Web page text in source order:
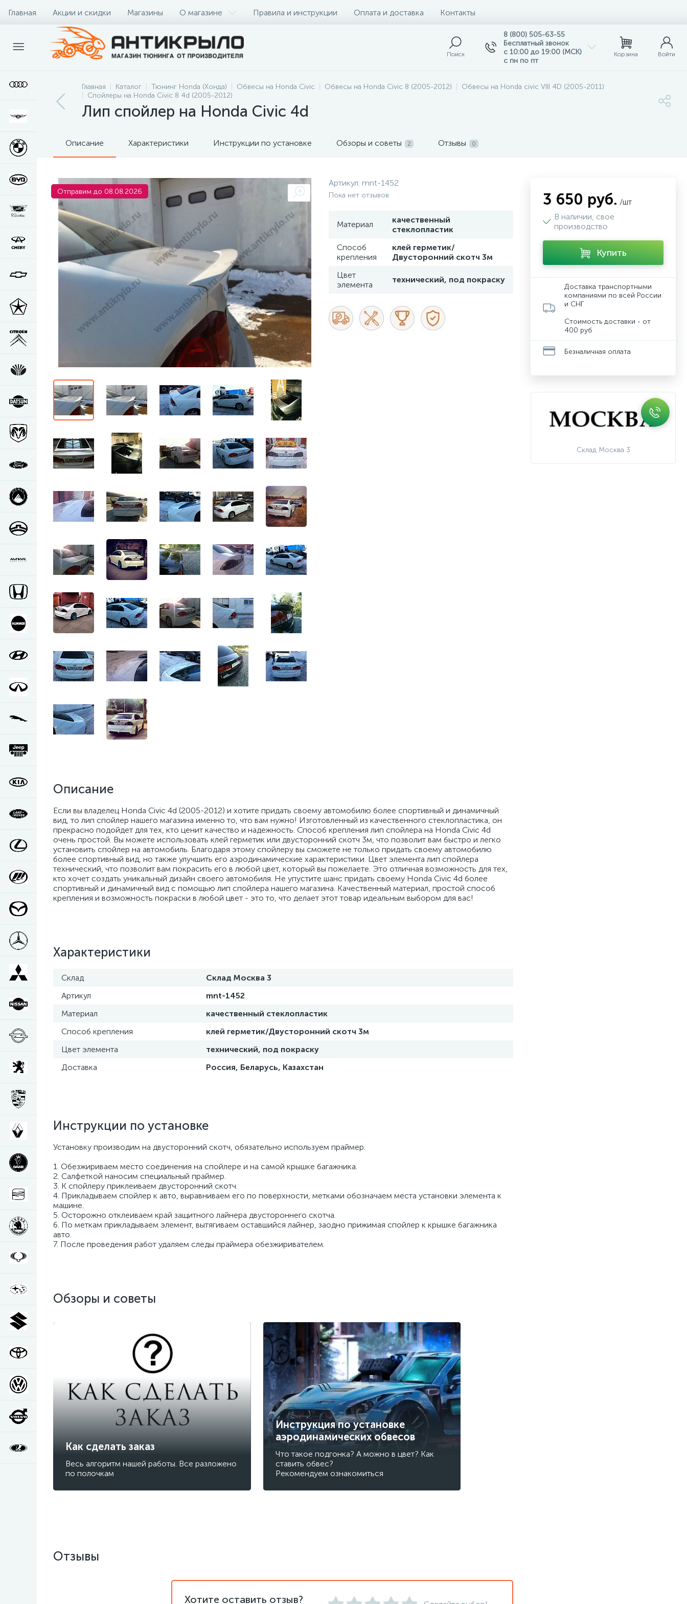
Главная Акции и скидки Магазины О магазине Правила и инструкции Оплата и доставка Контакты
Поиск
8 (800) 505-63-55
Бесплатный звонок
с 10:00 до 19:00 (МСК)
с пн по пт
Корзина Войти
Главная Каталог Тюнинг Honda (Хонда) Обвесы на Honda Civic Обвесы на Honda Civic 8 (2005-2012)
Обвесы на Honda civic VIII 4D (2005-2011)
Спойлеры на Honda Civic 8 4d (2005-2012)
Лип спойлер на Honda Civic 4d
Описание Характеристики Инструкции по установке Обзоры и советы 2 Отзывы 0
Отправим до 08.08.2026
Артикул: mnt-1452
Пока нет отзывов
Материал
качественный
стеклопластик
Способ
крепления
клей герметик/
Двусторонний скотч 3м
Цвет
элемента
технический, под покраску
Описание
Если вы владелец Honda Civic 4d (2005-2012) и хотите придать своему автомобилю более спортивный и динамичный
вид, то лип спойлер нашего магазина именно то, что вам нужно! Изготовленный из качественного стеклопластика, он
прекрасно подойдет для тех, кто ценит качество и надежность. Способ крепления лип спойлера на Honda Civic 4d
очень простой. Вы можете использовать клей герметик или двусторонний скотч 3м, что позволит вам быстро и легко
установить спойлер на автомобиль. Благодаря этому спойлеру вы сможете не только придать своему автомобилю
более спортивный вид, но также улучшить его аэродинамические характеристики. Цвет элемента лип спойлера
технический, что позволит вам покрасить его в любой цвет, который вы пожелаете. Это отличная возможность для тех,
кто хочет создать уникальный дизайн своего автомобиля. Не упустите шанс придать своему Honda Civic 4d более
спортивный и динамичный вид с помощью лип спойлера нашего магазина. Качественный материал, простой способ
крепления и возможность покраски в любой цвет - это то, что делает этот товар идеальным выбором для вас!
Характеристики
Склад
Склад Москва 3
Артикул
mnt-1452
Материал
качественный стеклопластик
Способ крепления
клей герметик/Двусторонний скотч 3м
Цвет элемента
технический, под покраску
Доставка
Россия, Беларусь, Казахстан
Инструкции по установке
Установку производим на двусторонний скотч, обязательно используем праймер.
1. Обезжириваем место соединения на спойлере и на самой крышке багажника.
2. Салфеткой наносим специальный праймер.
3. К спойлеру приклеиваем двусторонний скотч.
4. Прикладываем спойлер к авто, выравниваем его по поверхности, метками обозначаем места установки элемента к
машине.
5. Осторожно отклеиваем край защитного лайнера двустороннего скотча.
6. По меткам прикладываем элемент, вытягиваем оставшийся лайнер, заодно прижимая спойлер к крышке багажника
авто.
7. После проведения работ удаляем следы праймера обезжиривателем.
3 650 руб. /шт
В наличии, свое
производство
Купить
Доставка транспортными
компаниями по всей России
и СНГ
Стоимость доставки - от
400 руб
Безналичная оплата
Склад Москва 3
Обзоры и советы
Как сделать заказ
Весь алгоритм нашей работы. Все разложено
по полочкам
Инструкция по установке
аэродинамических обвесов
Что такое подгонка? А можно в цвет? Как
ставить обвес?
Рекомендуем ознакомиться
Отзывы
Хотите оставить отзыв?